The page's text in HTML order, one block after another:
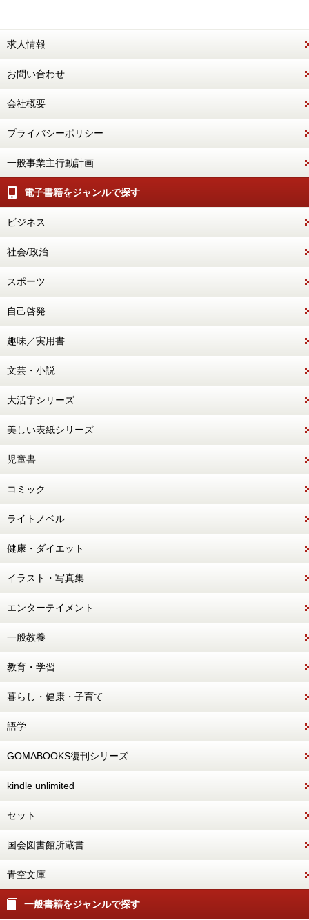
求人情報
お問い合わせ
会社概要
プライバシーポリシー
一般事業主行動計画
電子書籍をジャンルで探す
ビジネス
社会/政治
スポーツ
自己啓発
趣味／実用書
文芸・小説
大活字シリーズ
美しい表紙シリーズ
児童書
コミック
ライトノベル
健康・ダイエット
イラスト・写真集
エンターテイメント
一般教養
教育・学習
暮らし・健康・子育て
語学
GOMABOOKS復刊シリーズ
kindle unlimited
セット
国会図書館所蔵書
青空文庫
一般書籍をジャンルで探す